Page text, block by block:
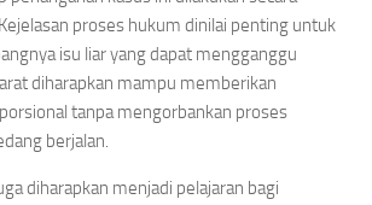
proses hukum dinilai penting untuk
isu liar yang dapat mengganggu
diharapkan mampu memberikan
tanpa mengorbankan proses
berjalan.
diharapkan menjadi pelajaran bagi